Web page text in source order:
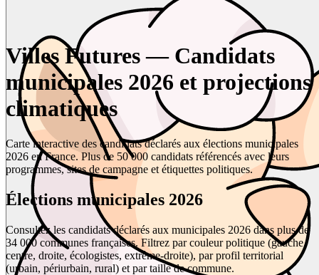
Villes Futures — Candidats
municipales 2026 et projections
climatiques
Carte interactive des candidats déclarés aux élections municipales
2026 en France. Plus de 50 000 candidats référencés avec leurs
programmes, sites de campagne et étiquettes politiques.
Élections municipales 2026
Consultez les candidats déclarés aux municipales 2026 dans plus de
34 000 communes françaises. Filtrez par couleur politique (gauche,
centre, droite, écologistes, extrême-droite), par profil territorial
(urbain, périurbain, rural) et par taille de commune.